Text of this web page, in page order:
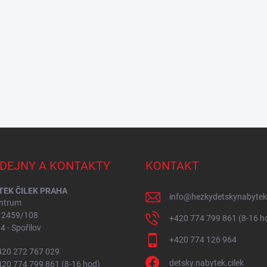
A KONTAKTY
ČILEK PRAHA
2459/108
- Spořilov
272 767 029
774 799 861 (8-16 hod)
KONTAKT
info@
+420 774 799 861 (8-16
+420 774 126 964
detsky.nabytek.cilek